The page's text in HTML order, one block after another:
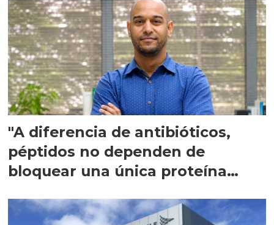
"A diferencia de antibióticos,
péptidos no dependen de
bloquear una única proteína